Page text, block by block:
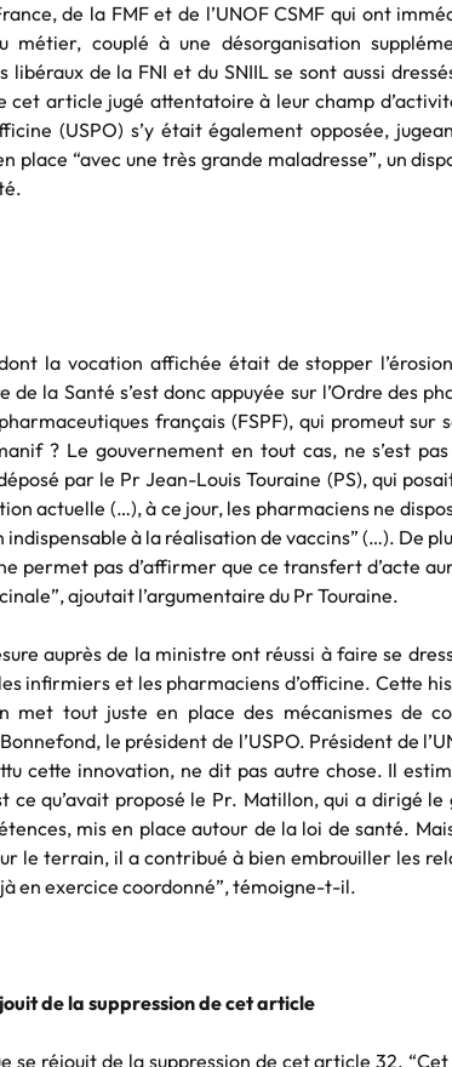
de la FMF et de l’UNOF CSMF qui ont
métier, couplé à une désorganisation
de la FNI et du SNIIL se sont aussi
article jugé attentatoire à leur champ
(USPO) s’y était également opposée,
place “avec une très grande maladresse”, un
la vocation affichée était de stopper
la Santé s’est donc appuyée sur l’Ordre des
français (FSPF), qui promeut sur
? Le gouvernement en tout cas, ne s’est
par le Pr Jean-Louis Touraine (PS), qui
actuelle (…), à ce jour, les pharmaciens ne
à la réalisation de vaccins” (…). De
permet pas d’affirmer que ce transfert d’acte
ajoutait l’argumentaire du Pr Touraine.
auprès de la ministre ont réussi à faire se
infirmiers et les pharmaciens d’officine. Cette
met tout juste en place des mécanismes de
le président de l’USPO. Président de
cette innovation, ne dit pas autre chose. Il
ce qu’avait proposé le Pr. Matillon, qui a dirigé le
mis en place autour de la loi de santé.
le terrain, il a contribué à bien embrouiller les
en exercice coordonné”, témoigne-t-il.
de la suppression de cet article
se réjouit de la suppression de cet article 32.